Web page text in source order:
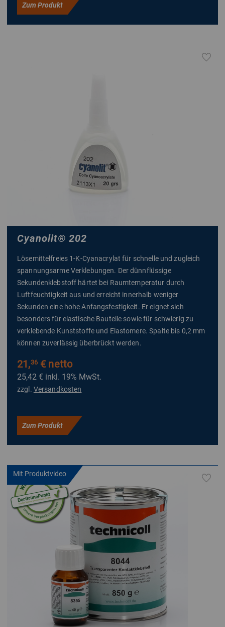
Zum Produkt
Cyanolit® 202
Lösemittelfreies 1-K-Cyanacrylat für schnelle und zugleich
spannungsarme Verklebungen. Der dünnflüssige
Sekundenklebstoff härtet bei Raumtemperatur durch
Luftfeuchtigkeit aus und erreicht innerhalb weniger
Sekunden eine hohe Anfangsfestigkeit. Er eignet sich
besonders für elastische Bauteile sowie für schwierig zu
verklebende Kunststoffe und Elastomere. Spalte bis 0,2 mm
können zuverlässig überbrückt werden.
21,36€ netto
25,42 € inkl. 19% MwSt.
zzgl. Versandkosten
Zum Produkt
Mit Produktvideo